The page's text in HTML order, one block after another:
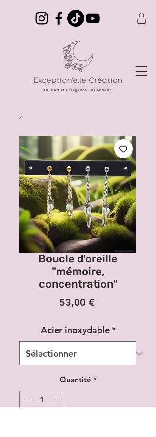
Boucle d'oreille
"mémoire,
concentration"
53,00 €Prix
Acier inoxydable*
Quantité *